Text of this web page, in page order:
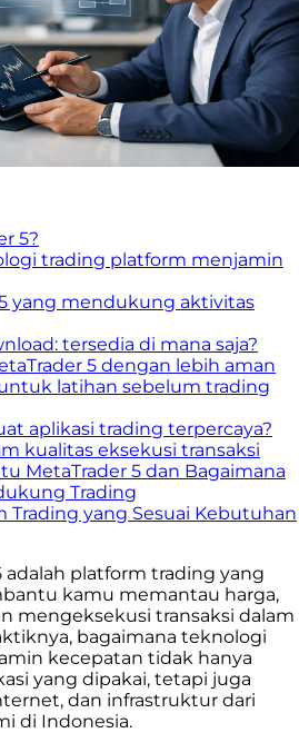
5?
trading platform menjamin
yang mendukung aktivitas
tersedia di mana saja?
5 dengan lebih aman
latihan sebelum trading
aplikasi trading terpercaya?
kualitas eksekusi transaksi
MetaTrader 5 dan Bagaimana
Trading
Trading yang Sesuai Kebutuhan
adalah platform trading yang
kamu memantau harga,
mengeksekusi transaksi dalam
bagaimana teknologi
kecepatan tidak hanya
yang dipakai, tetapi juga
dan infrastruktur dari
di Indonesia.